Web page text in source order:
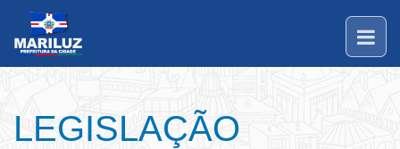
LEGISLAÇÃO